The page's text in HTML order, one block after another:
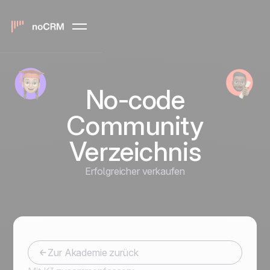
No-code
Community
Verzeichnis
Erfolgreicher verkaufen
Zur Akademie zurück